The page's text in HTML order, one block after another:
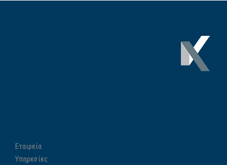
Εταιρεία
Υπηρεσίες